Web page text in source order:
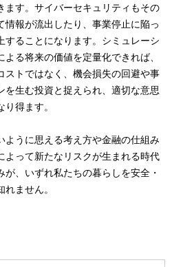
ます。サイバーセキュリティもその
報が流出したり、事業停止に陥っ
することになります。シミュレーシ
る将来の価値を定量化できれば、
ストではなく、機会損失の回避や事
を生む投資と捉えられ、適切な意思
得ます。
ように思える考え方や金融の仕組み
よって新たなリスクが生まれる時代
、いずれ私たちの暮らしを安全・
ません。